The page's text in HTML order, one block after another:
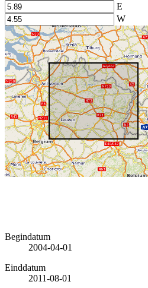
E
W
Begindatum
2004-04-01
Einddatum
2011-08-01